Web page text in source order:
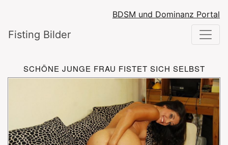
Fisting Bilder
BDSM und Dominanz Portal
SCHÖNE JUNGE FRAU FISTET SICH SELBST